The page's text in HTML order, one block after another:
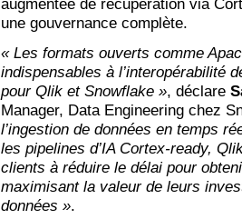
augmentée de récupération via
une gouvernance complète.
« Les formats ouverts comme
indispensables à l’interopérabilité
pour Qlik et Snowflake », déclare
Manager, Data Engineering chez
l’ingestion de données en temps
les pipelines d’IA Cortex-ready,
clients à réduire le délai pour
maximisant la valeur de leurs
données ».